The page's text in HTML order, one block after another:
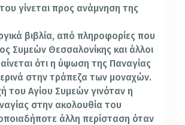
γίνεται προς ανάμνηση της
βιβλία, από πληροφορίες που
Συμεών Θεσσαλονίκης και άλλοι
ότι η ύψωση της Παναγίας
στην τράπεζα των μοναχών.
του Αγίου Συμεών γινόταν η
στην ακολουθία του
άλλη περίσταση όταν